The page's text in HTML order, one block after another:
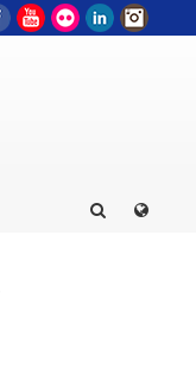
FacebookYouTube
Flickr LinkedIn